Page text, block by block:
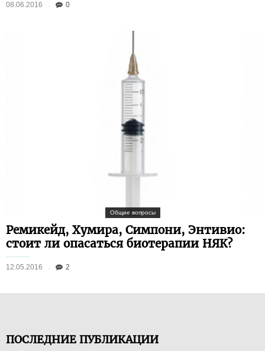
08.06.2016 0
Общие вопросы
Ремикейд, Хумира, Симпони, Энтивио:
стоит ли опасаться биотерапии НЯК?
12.05.2016 2
ПОСЛЕДНИЕ ПУБЛИКАЦИИ